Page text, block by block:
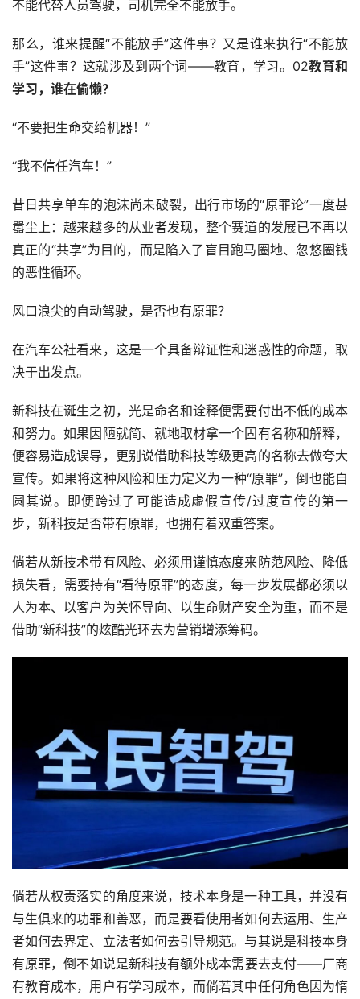
不能代替人员驾驶，司机完全不能放手。
那么，谁来提醒“不能放手”这件事？又是谁来执行“不能放
手”这件事？这就涉及到两个词——教育，学习。02教育和
学习，谁在偷懒？
“不要把生命交给机器！”
“我不信任汽车！”
昔日共享单车的泡沫尚未破裂，出行市场的“原罪论”一度甚
嚣尘上：越来越多的从业者发现，整个赛道的发展已不再以
真正的“共享”为目的，而是陷入了盲目跑马圈地、忽悠圈钱
的恶性循环。
风口浪尖的自动驾驶，是否也有原罪？
在汽车公社看来，这是一个具备辩证性和迷惑性的命题，取
决于出发点。
新科技在诞生之初，光是命名和诠释便需要付出不低的成本
和努力。如果因陋就简、就地取材拿一个固有名称和解释，
便容易造成误导，更别说借助科技等级更高的名称去做夸大
宣传。如果将这种风险和压力定义为一种“原罪”，倒也能自
圆其说。即便跨过了可能造成虚假宣传/过度宣传的第一
步，新科技是否带有原罪，也拥有着双重答案。
倘若从新技术带有风险、必须用谨慎态度来防范风险、降低
损失看，需要持有“看待原罪”的态度，每一步发展都必须以
人为本、以客户为关怀导向、以生命财产安全为重，而不是
借助“新科技”的炫酷光环去为营销增添筹码。
倘若从权责落实的角度来说，技术本身是一种工具，并没有
与生俱来的功罪和善恶，而是要看使用者如何去运用、生产
者如何去界定、立法者如何去引导规范。与其说是科技本身
有原罪，倒不如说是新科技有额外成本需要去支付——厂商
有教育成本，用户有学习成本，而倘若其中任何角色因为惰